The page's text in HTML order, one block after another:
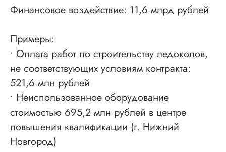
Финансовое воздействие: 11,6 млрд рублей
Примеры:
• Оплата работ по строительству ледоколов,
не соответствующих условиям контракта:
521,6 млн рублей
• Неиспользованное оборудование
стоимостью 695,2 млн рублей в центре
повышения квалификации (г. Нижний
Новгород)